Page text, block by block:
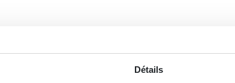
Détails